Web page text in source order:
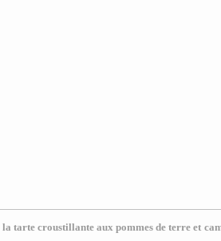
la tarte croustillante aux pommes de terre et